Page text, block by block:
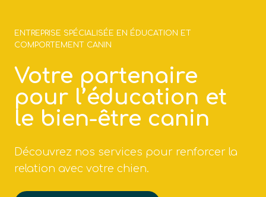
ENTREPRISE SPÉCIALISÉE EN ÉDUCATION ET
COMPORTEMENT CANIN
Votre partenaire
pour l’éducation et
le bien-être canin
Découvrez nos services pour renforcer la
relation avec votre chien.